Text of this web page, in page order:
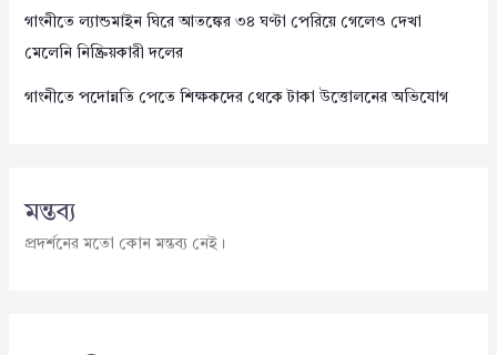
গাংনীতে ল্যান্ডমাইন ঘিরে আতঙ্কের ৩৪ ঘণ্টা পেরিয়ে গেলেও দেখা
মেলেনি নিষ্ক্রিয়কারী দলের
গাংনীতে পদোন্নতি পেতে শিক্ষকদের থেকে টাকা উত্তোলনের অভিযোগ
মন্তব্য
প্রদর্শনের মতো কোন মন্তব্য নেই।